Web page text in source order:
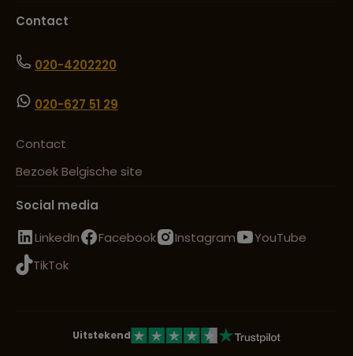
Contact
020-4202220
020-627 51 29
Contact
Bezoek Belgische site
Social media
LinkedIn
Facebook Instagram
YouTube
TikTok
Uitstekend